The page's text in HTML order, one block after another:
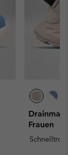
Frauen